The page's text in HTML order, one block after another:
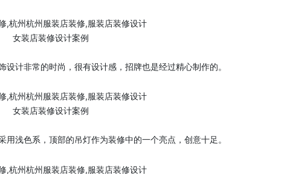
女装店装修设计案例
计非常的时尚，很有设计感，招牌也是经过精心制作的。
女装店装修设计案例
浅色系，顶部的吊灯作为装修中的一个亮点，创意十足。